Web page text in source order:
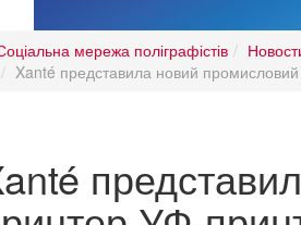
мережа поліграфістів
Xanté представила новий